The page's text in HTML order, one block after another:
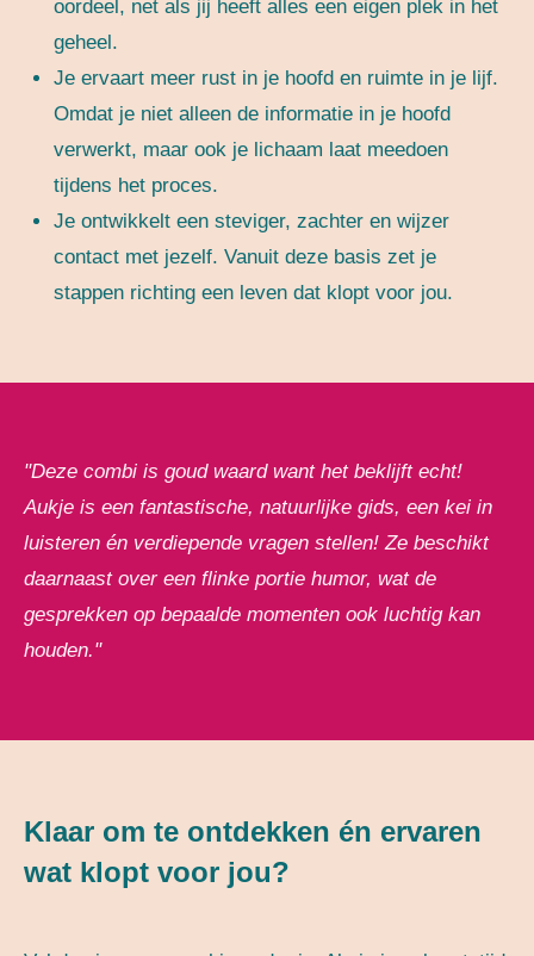
oordeel, net als jij heeft alles een eigen plek in het
geheel.
Je ervaart meer rust in je hoofd en ruimte in je lijf.
Omdat je niet alleen de informatie in je hoofd
verwerkt, maar ook je lichaam laat meedoen
tijdens het proces.
Je ontwikkelt een steviger, zachter en wijzer
contact met jezelf. Vanuit deze basis zet je
stappen richting een leven dat klopt voor jou.
"Deze combi is goud waard want het beklijft echt!
Aukje is een fantastische, natuurlijke gids, een kei in
luisteren én verdiepende vragen stellen! Ze beschikt
daarnaast over een flinke portie humor, wat de
gesprekken op bepaalde momenten ook luchtig kan
houden."
Klaar om te ontdekken én ervaren
wat klopt voor jou?